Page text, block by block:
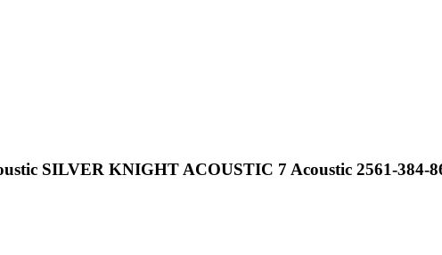
SILVER KNIGHT ACOUSTIC 7 Acoustic 2561-384-